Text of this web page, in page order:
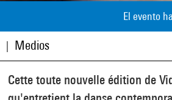
El evento
Medios
Cette toute nouvelle édition de